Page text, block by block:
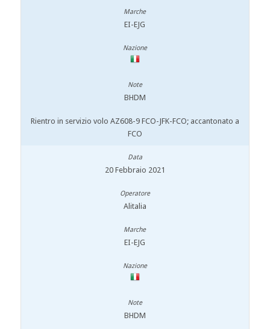
EI-EJG
BHDM
Rientro in servizio volo AZ608-9 FCO-JFK-FCO; accantonato a
FCO
20 Febbraio 2021
Alitalia
EI-EJG
BHDM